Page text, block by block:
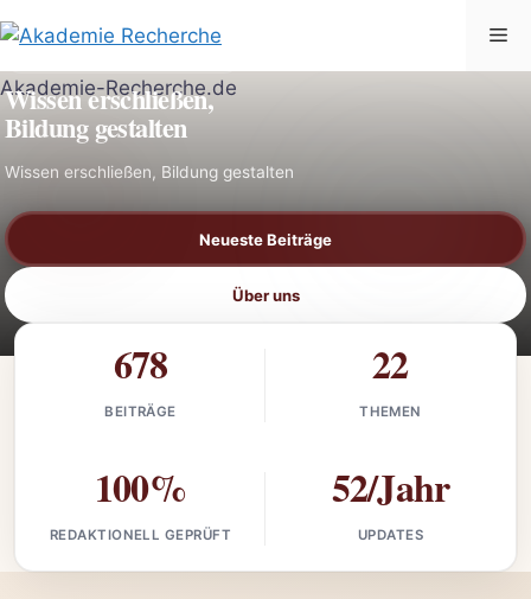
Inhalt
springen
Wissen erschließen,
Bildung gestalten
Wissen erschließen, Bildung gestalten
Neueste Beiträge
Über uns
678
BEITRÄGE
22
THEMEN
100%
REDAKTIONELL GEPRÜFT
52/Jahr
UPDATES